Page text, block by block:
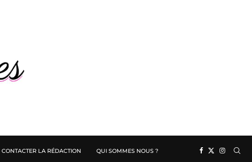
CONTACTER LA RÉDACTION QUI SOMMES NOUS ?